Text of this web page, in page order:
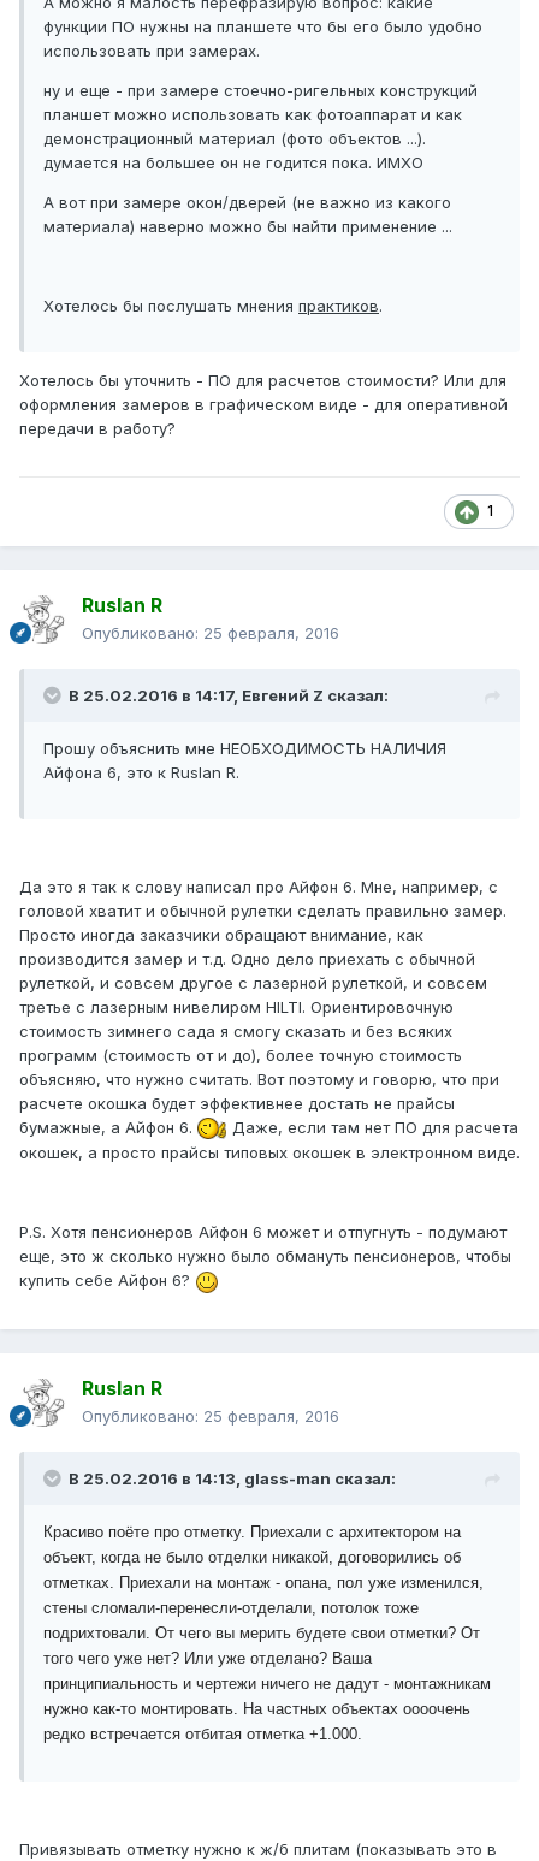
функции ПО нужны на планшете что бы его было удобно
использовать при замерах.
ну и еще - при замере стоечно-ригельных конструкций
планшет можно использовать как фотоаппарат и как
демонстрационный материал (фото объектов ...).
думается на большее он не годится пока. ИМХО
А вот при замере окон/дверей (не важно из какого
материала) наверно можно бы найти применение ...
Хотелось бы послушать мнения практиков.
Хотелось бы уточнить - ПО для расчетов стоимости? Или для
оформления замеров в графическом виде - для оперативной
передачи в работу?
1
Ruslan R
Опубликовано: 25 февраля, 2016
В 25.02.2016 в 14:17, Евгений Z сказал:
Прошу объяснить мне НЕОБХОДИМОСТЬ НАЛИЧИЯ
Айфона 6, это к Ruslan R.
Да это я так к слову написал про Айфон 6. Мне, например, с
головой хватит и обычной рулетки сделать правильно замер.
Просто иногда заказчики обращают внимание, как
производится замер и т.д. Одно дело приехать с обычной
рулеткой, и совсем другое с лазерной рулеткой, и совсем
третье с лазерным нивелиром HILTI. Ориентировочную
стоимость зимнего сада я смогу сказать и без всяких
программ (стоимость от и до), более точную стоимость
объясняю, что нужно считать. Вот поэтому и говорю, что при
расчете окошка будет эффективнее достать не прайсы
бумажные, а Айфон 6.
Даже, если там нет ПО для расчета
окошек, а просто прайсы типовых окошек в электронном виде.
P.S. Хотя пенсионеров Айфон 6 может и отпугнуть - подумают
еще, это ж сколько нужно было обмануть пенсионеров, чтобы
купить себе Айфон 6?
Ruslan R
Опубликовано: 25 февраля, 2016
В 25.02.2016 в 14:13, glass-man сказал:
Красиво поёте про отметку. Приехали с архитектором на
объект, когда не было отделки никакой, договорились об
отметках. Приехали на монтаж - опана, пол уже изменился,
стены сломали-перенесли-отделали, потолок тоже
подрихтовали. От чего вы мерить будете свои отметки? От
того чего уже нет? Или уже отделано? Ваша
принципиальность и чертежи ничего не дадут - монтажникам
нужно как-то монтировать. На частных объектах оооочень
редко встречается отбитая отметка +1.000.
Привязывать отметку нужно к ж/б плитам (показывать это в